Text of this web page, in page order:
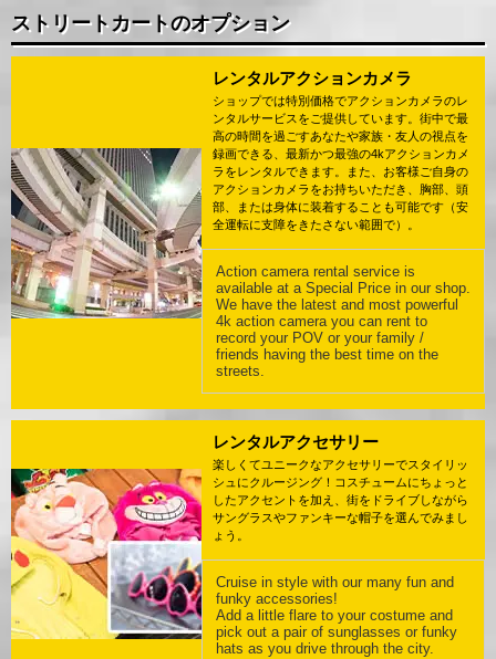
ストリートカートのオプション
レンタルアクションカメラ
ショップでは特別価格でアクションカメラのレ
ンタルサービスをご提供しています。街中で最
高の時間を過ごすあなたや家族・友人の視点を
録画できる、最新かつ最強の4kアクションカメ
ラをレンタルできます。また、お客様ご自身の
アクションカメラをお持ちいただき、胸部、頭
部、または身体に装着することも可能です（安
全運転に支障をきたさない範囲で）。
Action camera rental service is
available at a Special Price in our shop.
We have the latest and most powerful
4k action camera you can rent to
record your POV or your family /
friends having the best time on the
streets.
レンタルアクセサリー
楽しくてユニークなアクセサリーでスタイリッ
シュにクルージング！コスチュームにちょっと
したアクセントを加え、街をドライブしながら
サングラスやファンキーな帽子を選んでみまし
ょう。
Cruise in style with our many fun and
funky accessories!
Add a little flare to your costume and
pick out a pair of sunglasses or funky
hats as you drive through the city.